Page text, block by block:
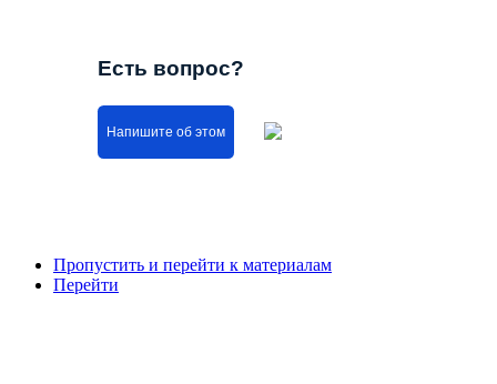
Есть вопрос?
Напишите об этом
Пропустить и перейти к материалам
Перейти